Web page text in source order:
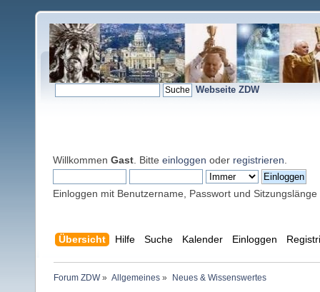
Webseite ZDW
Willkommen Gast . Bitte einloggen oder registrieren
Einloggen mit Benutzername, Passwort und Sitzungslänge
Übersicht Hilfe Suche Kalender Einloggen
Forum ZDW» Allgemeines » Neues & Wissenswertes